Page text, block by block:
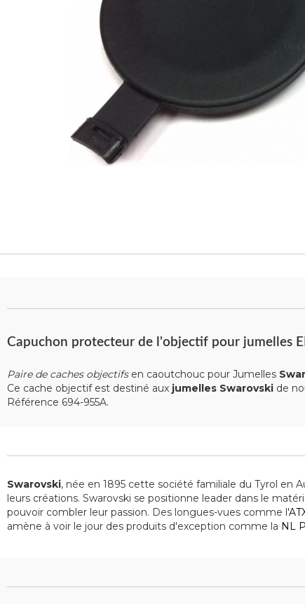
Capuchon protecteur de l'objectif pour jumelles
Paire de caches objectifsen caoutchouc pour Jumelles
Ce cache objectif est destiné aux jumelles Swarovski de
Référence 694-955A.
Swarovski, née en 1895 cette société familiale du Tyrol en
leurs créations. Swarovski se positionne leader dans le
pouvoir combler leur passion. Des longues-vues comme l'
amène à voir le jour des produits d'exception comme la NL